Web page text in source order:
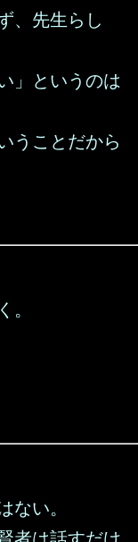
、先生らし
」というのは
うことだから
。
ない。